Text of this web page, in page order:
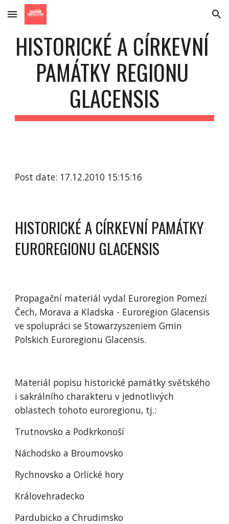
Skip to main content Skip to navigation
HISTORICKÉ A CÍRKEVNÍ
PAMÁTKY REGIONU
GLACENSIS
Post date: 17.12.2010 15:15:16
HISTORICKÉ A CÍRKEVNÍ PAMÁTKY
EUROREGIONU GLACENSIS
Propagační materiál vydal Euroregion Pomezí
Čech, Morava a Kladska - Euroregion Glacensis
ve spolupráci se Stowarzyszeniem Gmin
Polskich Euroregionu Glacensis.
Materiál popisu historické památky světského
i sakrálního charakteru v jednotlivých
oblastech tohoto euroregionu, tj.:
Trutnovsko a Podkrkonoší
Náchodsko a Broumovsko
Rychnovsko a Orlické hory
Královehradecko
Pardubicko a Chrudimsko